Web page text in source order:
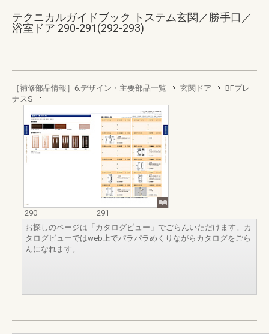
テクニカルガイドブック トステム玄関／勝手口／
浴室ドア 290-291(292-293)
［補修部品情報］6.デザイン・主要部品一覧 玄関ドア
BFプレ
ナスS
290
291
お探しのページは「カタログビュー」でごらんいただけます。カ
タログビューではweb上でパラパラめくりながらカタログをごら
んになれます。